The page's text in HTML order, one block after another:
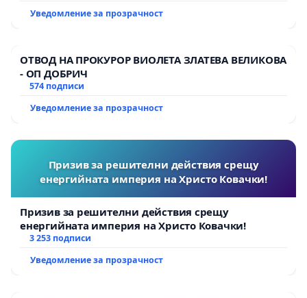
Уведомление за прозрачност
ОТВОД НА ПРОКУРОР ВИОЛЕТА ЗЛАТЕВА ВЕЛИКОВА
- ОП ДОБРИЧ
574 подписи
Уведомление за прозрачност
Призив за решителни действия срещу
енергийната империя на Христо Ковачки!
Призив за решителни действия срещу
енергийната империя на Христо Ковачки!
3 253 подписи
Уведомление за прозрачност